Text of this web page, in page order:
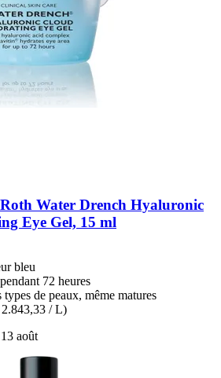
Water Drench​ Hyaluronic
Eye Gel, 15 ml
bleu
72 heures
types de peaux, même matures
/ L)
août